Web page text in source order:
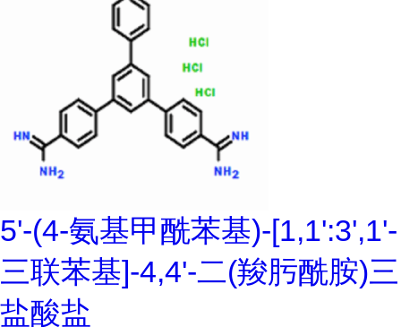
5'-(4-氨基甲酰苯基)-[1,1':3',1'-
三联苯基]-4,4'-二(羧肟酰胺)三
盐酸盐